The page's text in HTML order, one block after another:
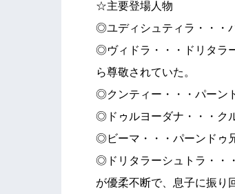
☆主要登場人物
◎ユディシュティラ・・・
◎ヴィドラ・・・ドリタラ
ら尊敬されていた。
◎クンティー・・・パーン
◎ドゥルヨーダナ・・・ク
◎ビーマ・・・パーンドゥ
◎ドリタラーシュトラ・・
が優柔不断で、息子に振り